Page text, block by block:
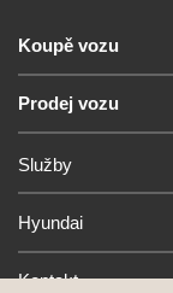
Koupě vozu
Prodej vozu
Služby
Hyundai
Kontakt